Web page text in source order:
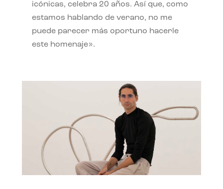
icónicas, celebra 20 años. Así que, como
estamos hablando de verano, no me
puede parecer más oportuno hacerle
este homenaje».